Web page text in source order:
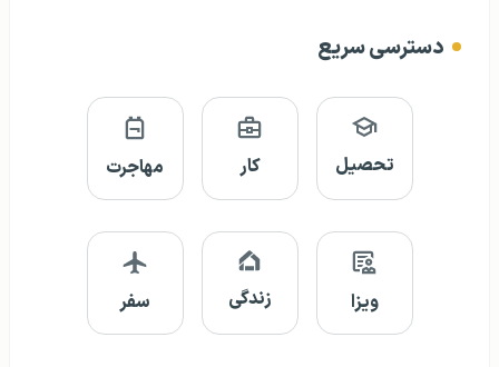
دسترسی سریع
تحصیل کار مهاجرت
ویزا زندگی سفر